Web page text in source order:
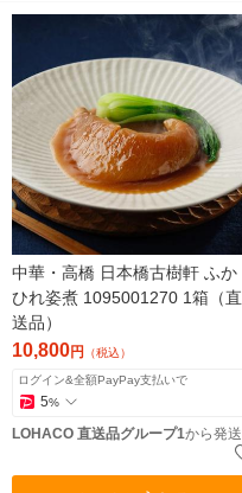
中華・高橋 日本橋古樹軒 ふか
ひれ姿煮 1095001270 1箱（直
送品）
10,800円 （税込）
ログイン&全額PayPay支払いで
5%
LOHACO 直送品グループ1から発送